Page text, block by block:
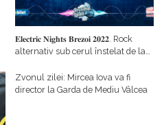
𝐄𝐥𝐞𝐜𝐭𝐫𝐢𝐜 𝐍𝐢𝐠𝐡𝐭𝐬 𝐁𝐫𝐞𝐳𝐨𝐢 𝟐𝟎𝟐𝟐. Rock
alternativ sub cerul înstelat de la
Zvonul zilei: Mircea Iova va fi
director la Garda de Mediu Vâlcea